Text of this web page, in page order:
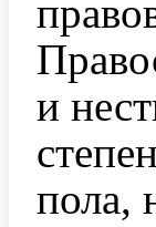
и
пола,